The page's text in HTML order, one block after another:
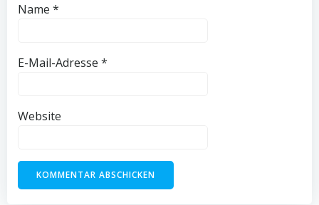
Name *
E-Mail-Adresse *
Website